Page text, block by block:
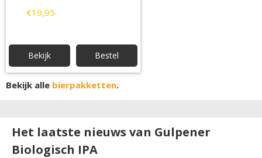
€19,95
Bekijk Bestel
Bekijk alle bierpakketten.
Het laatste nieuws van Gulpener
Biologisch IPA